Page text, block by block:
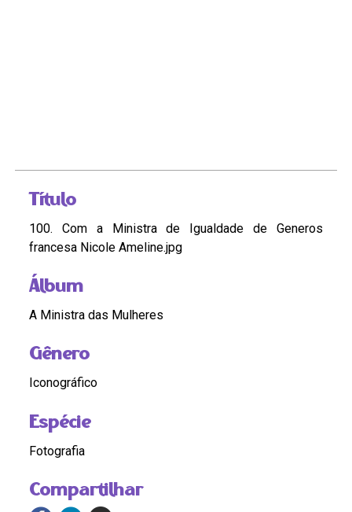
Compartilhar
Título
100. Com a Ministra de Igualdade de Generos
francesa Nicole Ameline.jpg
Álbum
A Ministra das Mulheres
Gênero
Iconográfico
Espécie
Fotografia